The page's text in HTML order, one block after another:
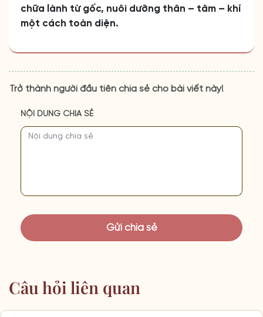
chữa lành từ gốc, nuôi dưỡng thân – tâm – khí
một cách toàn diện.
Trở thành người đầu tiên chia sẻ cho bài viết này!
NỘI DUNG CHIA SẺ
Câu hỏi liên quan